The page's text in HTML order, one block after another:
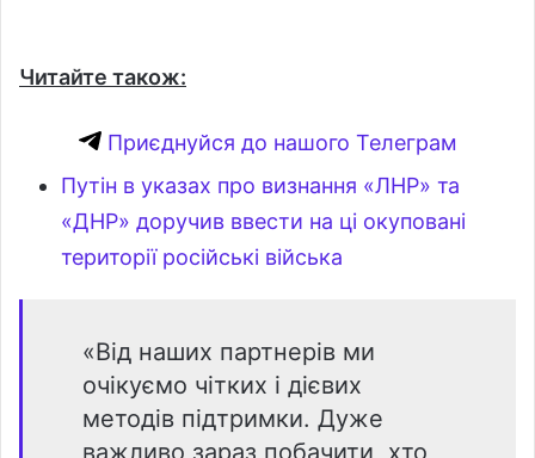
Читайте також:
Приєднуйся до нашого Телеграм
Путін в указах про визнання «ЛНР» та
«ДНР» доручив ввести на ці окуповані
території російські війська
«Від наших партнерів ми
очікуємо чітких і дієвих
методів підтримки. Дуже
важливо зараз побачити, хто